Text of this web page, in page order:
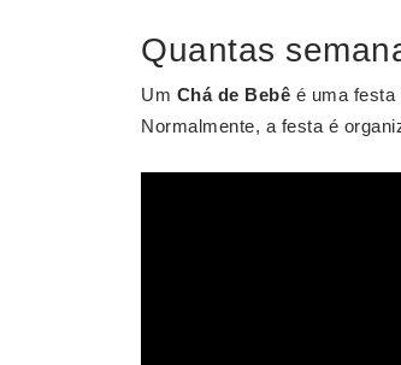
Quantas
Um Chá de Bebê é uma festa
Normalmente, a festa é